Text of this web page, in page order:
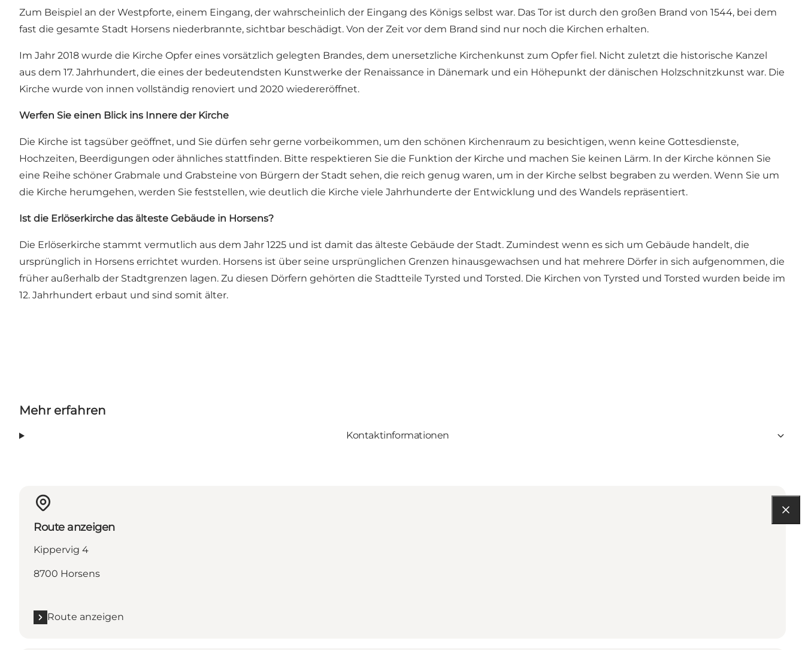
Zum Beispiel an der Westpforte, einem Eingang, der wahrscheinlich der Eingang des Königs selbst war. Das Tor ist durch den großen Brand von 1544, bei dem
fast die gesamte Stadt Horsens niederbrannte, sichtbar beschädigt. Von der Zeit vor dem Brand sind nur noch die Kirchen erhalten.
Im Jahr 2018 wurde die Kirche Opfer eines vorsätzlich gelegten Brandes, dem unersetzliche Kirchenkunst zum Opfer fiel. Nicht zuletzt die historische Kanzel
aus dem 17. Jahrhundert, die eines der bedeutendsten Kunstwerke der Renaissance in Dänemark und ein Höhepunkt der dänischen Holzschnitzkunst war. Die
Kirche wurde von innen vollständig renoviert und 2020 wiedereröffnet.
Werfen Sie einen Blick ins Innere der Kirche
Die Kirche ist tagsüber geöffnet, und Sie dürfen sehr gerne vorbeikommen, um den schönen Kirchenraum zu besichtigen, wenn keine Gottesdienste,
Hochzeiten, Beerdigungen oder ähnliches stattfinden. Bitte respektieren Sie die Funktion der Kirche und machen Sie keinen Lärm. In der Kirche können Sie
eine Reihe schöner Grabmale und Grabsteine von Bürgern der Stadt sehen, die reich genug waren, um in der Kirche selbst begraben zu werden. Wenn Sie um
die Kirche herumgehen, werden Sie feststellen, wie deutlich die Kirche viele Jahrhunderte der Entwicklung und des Wandels repräsentiert.
Ist die Erlöserkirche das älteste Gebäude in Horsens?
Die Erlöserkirche stammt vermutlich aus dem Jahr 1225 und ist damit das älteste Gebäude der Stadt. Zumindest wenn es sich um Gebäude handelt, die
ursprünglich in Horsens errichtet wurden. Horsens ist über seine ursprünglichen Grenzen hinausgewachsen und hat mehrere Dörfer in sich aufgenommen, die
früher außerhalb der Stadtgrenzen lagen. Zu diesen Dörfern gehörten die Stadtteile Tyrsted und Torsted. Die Kirchen von Tyrsted und Torsted wurden beide im
12. Jahrhundert erbaut und sind somit älter.
Mehr erfahren
Kontaktinformationen
Route anzeigen
Kippervig 4
8700 Horsens
Route anzeigen